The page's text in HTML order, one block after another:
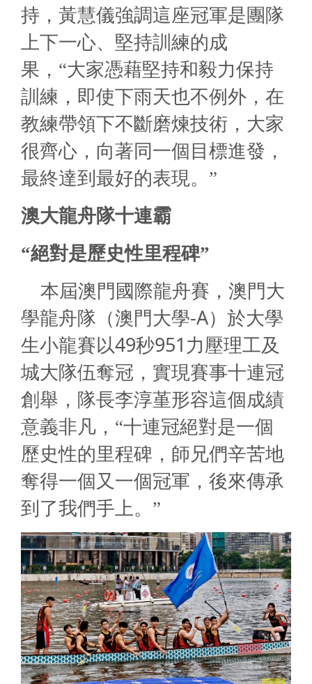
持，黃慧儀強調這座冠軍是團隊
上下一心、堅持訓練的成
果，“大家憑藉堅持和毅力保持
訓練，即使下雨天也不例外，在
教練帶領下不斷磨煉技術，大家
很齊心，向著同一個目標進發，
最終達到最好的表現。”
澳大龍舟隊十連霸
“絕對是歷史性里程碑”
本屆澳門國際龍舟賽，澳門大
學龍舟隊（澳門大學-A）於大學
生小龍賽以49秒951 力壓理工及
城大隊伍奪冠，實現賽事十連冠
創舉，隊長李淳堇形容這個成績
意義非凡，“十連冠絕對是一個
歷史性的里程碑，師兄們辛苦地
奪得一個又一個冠軍，後來傳承
到了我們手上。”